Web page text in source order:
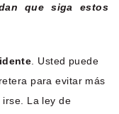
que siga estos
. Usted puede
para evitar más
irse. La ley de